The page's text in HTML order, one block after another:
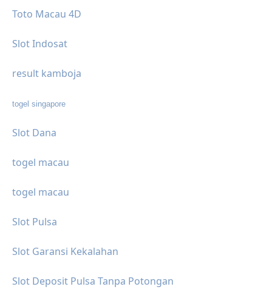
Toto Macau 4D
Slot Indosat
result kamboja
togel singapore
Slot Dana
togel macau
togel macau
Slot Pulsa
Slot Garansi Kekalahan
Slot Deposit Pulsa Tanpa Potongan